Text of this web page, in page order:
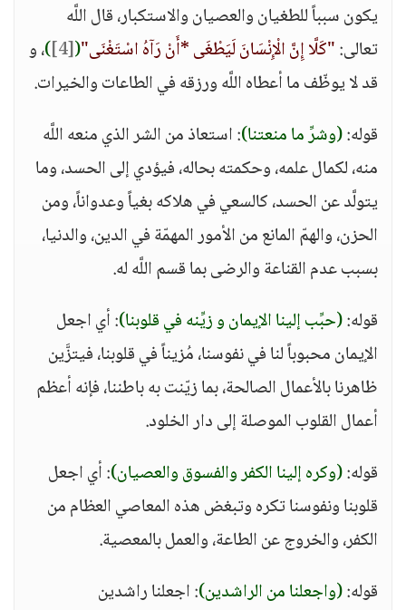
يكون سبباً للطغيان والعصيان والاستكبار، قال اللَّه
تعالى:"كَلَّا إِنَّ الْإِنْسَانَ لَيَطْغَى *أَنْ رَآهُ اسْتَغْنَى"(
[4]
)، و
قد لا يوظّف ما أعطاه اللَّه ورزقه في الطاعات والخيرات.
قوله:(وشرِّ ما منعتنا): استعاذ من الشر الذي منعه اللَّه
منه، لكمال علمه، وحكمته بحاله، فيؤدي إلى الحسد، وما
يتولَّد عن الحسد، كالسعي في هلاكه بغياً وعدواناً، ومن
الحزن، والهمّ المانع من الأمور المهمّة في الدين، والدنيا،
بسبب عدم القناعة والرضى بما قسم اللَّه له.
قوله:(حبِّب إلينا الإيمان و زيِّنه في قلوبنا): أي اجعل
الإيمان محبوباً لنا في نفوسنا، مُزيناً في قلوبنا، فيتزَّين
ظاهرنا بالأعمال الصالحة، بما زيّنت به باطننا، فإنه أعظم
أعمال القلوب الموصلة إلى دار الخلود.
قوله:(وكره إلينا الكفر والفسوق والعصيان): أي اجعل
قلوبنا ونفوسنا تكره وتبغض هذه المعاصي العظام من
الكفر، والخروج عن الطاعة، والعمل بالمعصية.
قوله:(واجعلنا من الراشدين): اجعلنا راشدين